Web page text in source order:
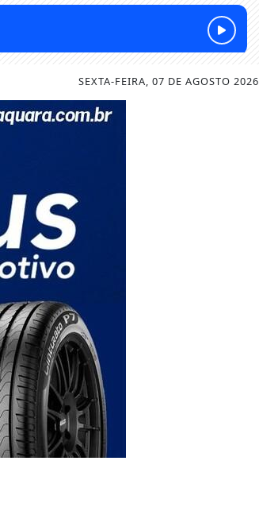
SEXTA-FEIRA, 07 DE AGOSTO 2026